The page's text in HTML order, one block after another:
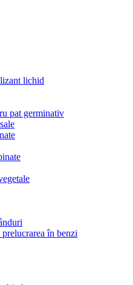
lichid
pat germinativ
în benzi